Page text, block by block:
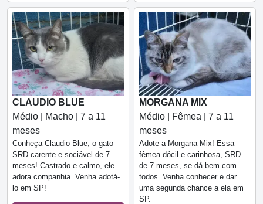
CLAUDIO BLUE
Médio | Macho | 7 a 11
meses
Conheça Claudio Blue, o gato
SRD carente e sociável de 7
meses! Castrado e calmo, ele
adora companhia. Venha adotá-
lo em SP!
MORGANA MIX
Médio | Fêmea | 7 a 11
meses
Adote a Morgana Mix! Essa
fêmea dócil e carinhosa, SRD
de 7 meses, se dá bem com
todos. Venha conhecer e dar
uma segunda chance a ela em
SP.